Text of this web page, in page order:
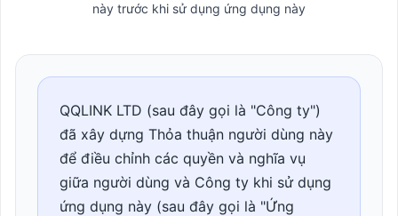
này trước khi sử dụng ứng dụng này
QQLINK LTD (sau đây gọi là "Công ty")
đã xây dựng Thỏa thuận người dùng này
để điều chỉnh các quyền và nghĩa vụ
giữa người dùng và Công ty khi sử dụng
ứng dụng này (sau đây gọi là "Ứng